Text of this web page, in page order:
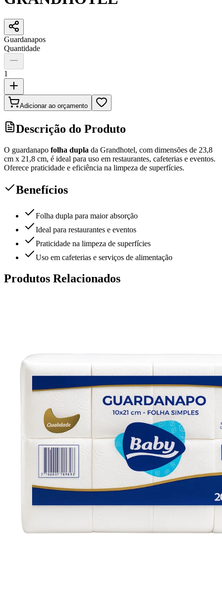
Guardanapos
Quantidade
1
Adicionar ao orçamento
Descrição do Produto
O guardanapo folha dupla da Grandhotel, com dimensões de 23,8
cm x 21,8 cm, é ideal para uso em restaurantes, cafeterias e eventos.
Oferece praticidade e eficiência na limpeza de superfícies.
Benefícios
Folha dupla para maior absorção
Ideal para restaurantes e eventos
Praticidade na limpeza de superfícies
Uso em cafeterias e serviços de alimentação
Produtos Relacionados